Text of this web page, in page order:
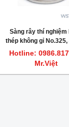
HOT
Sàng rây thí nghiệm
thép không gỉ No.325,
đường kính 200mm,
WS
Hotline:
Mr.Việt